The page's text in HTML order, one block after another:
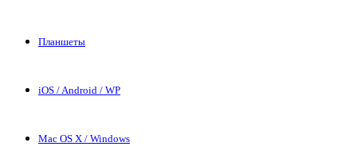
Планшеты
iOS / Android / WP
Mac OS X / Windows